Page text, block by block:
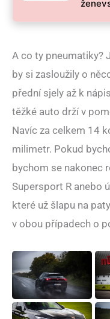
A co ty pneumatiky?
by si zasloužily o
přední sjely až k
těžké auto drží v
Navíc za celkem 14
milimetr. Pokud
bychom se nakonec
Supersport R anebo
které už šlapu na
v obou případech o